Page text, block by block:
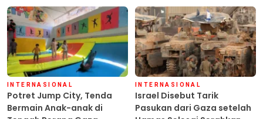
INTERNASIONAL
Potret Jump City, Tenda
Bermain Anak-anak di
INTERNASIONAL
Israel Disebut Tarik
Pasukan dari Gaza setelah